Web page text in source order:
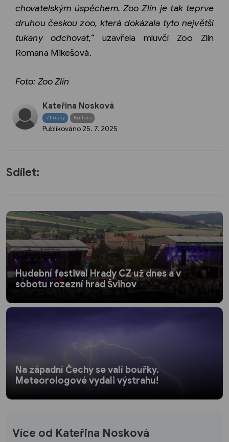
chovatelským úspěchem. Zoo Zlín je tak teprve
druhou českou zoo, která dokázala tyto největší
tukany odchovat,“ uzavřela mluvčí Zoo Zlín
Romana Mikešová.
Foto: Zoo Zlín
Kateřina Nosková
Zlínský Kultura
Publikováno 25. 7. 2025
Sdílet:
Hudební festival Hrady CZ už dnes a v
sobotu rozezní hrad Švihov
Na západní Čechy se valí bouřky.
Meteorologové vydali výstrahu!
Více od Kateřina Nosková